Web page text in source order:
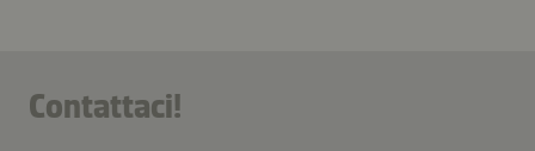
Contattaci!